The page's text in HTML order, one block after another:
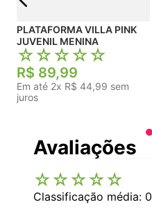
PLATAFORMA VILLA PINK
JUVENIL MENINA
☆☆☆☆☆
R$ 89,99
Em até 2x R$ 44,99 sem
juros
Avaliações
☆☆☆☆☆
Classificação média: 0